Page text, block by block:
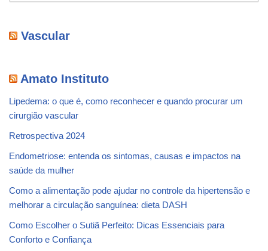
Vascular
Amato Instituto
Lipedema: o que é, como reconhecer e quando procurar um
cirurgião vascular
Retrospectiva 2024
Endometriose: entenda os sintomas, causas e impactos na
saúde da mulher
Como a alimentação pode ajudar no controle da hipertensão e
melhorar a circulação sanguínea: dieta DASH
Como Escolher o Sutiã Perfeito: Dicas Essenciais para
Conforto e Confiança